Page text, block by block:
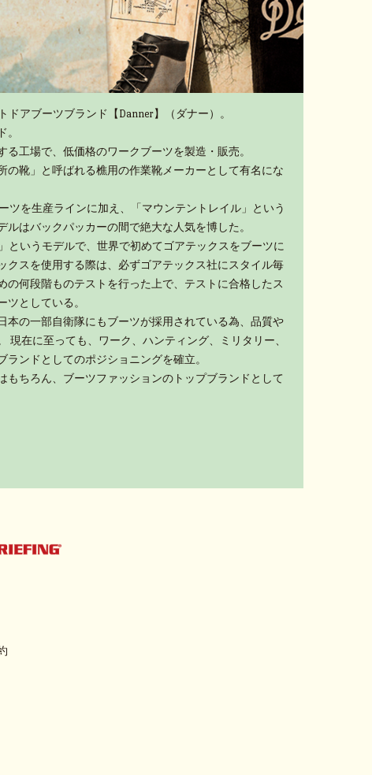
ドアブーツブランド【Danner】（ダナー）。
。
る工場で、低価格のワークブーツを製造・販売。
の靴」と呼ばれる樵用の作業靴メーカーとして有名にな
ツを生産ラインに加え、「マウンテントレイル」という
ルはバックパッカーの間で絶大な人気を博した。
というモデルで、世界で初めてゴアテックスをブーツに
クスを使用する際は、必ずゴアテックス社にスタイル毎
の何段階ものテストを行った上で、テストに合格したス
ツとしている。
本の一部自衛隊にもブーツが採用されている為、品質や
現在に至っても、ワーク、ハンティング、ミリタリー、
ランドとしてのポジショニングを確立。
もちろん、ブーツファッションのトップブランドとして